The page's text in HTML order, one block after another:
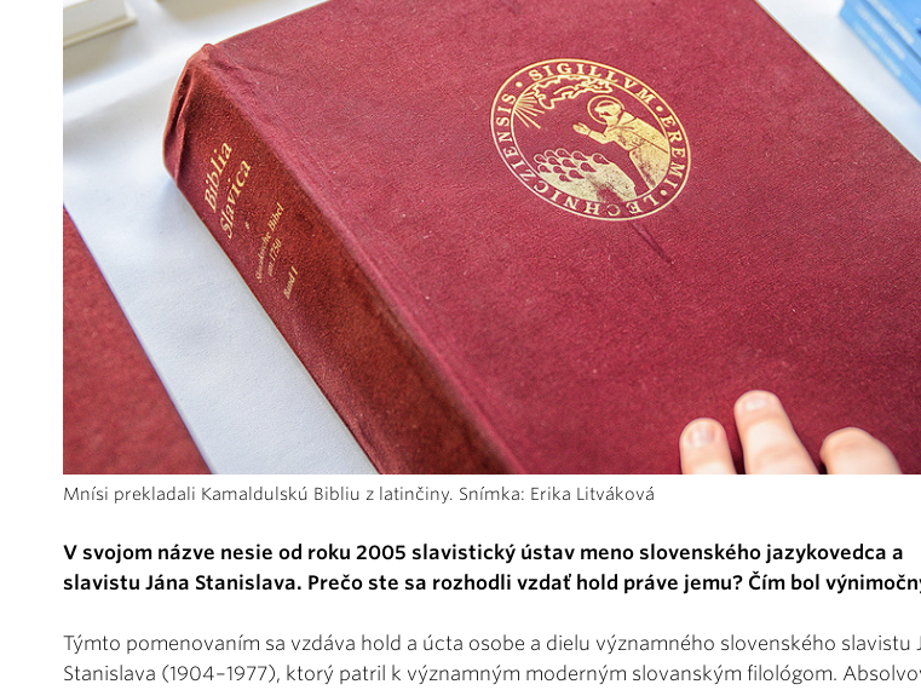
Mnísi prekladali Kamaldulskú Bibliu z latinčiny. Snímka: Erika Litváková
V svojom názve nesie od roku 2005 slavistický ústav meno slovenského jazykovedca a
slavistu Jána Stanislava. Prečo ste sa rozhodli vzdať hold práve jemu? Čím bol
Týmto pomenovaním sa vzdáva hold a úcta osobe a dielu významného slovenského slavistu
Stanislava (1904–1977), ktorý patril k významným moderným slovanským filológom.